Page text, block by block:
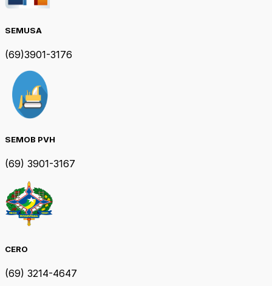
SEMUSA
(69)3901-3176
SEMOB PVH
(69) 3901-3167
CERO
(69) 3214-4647